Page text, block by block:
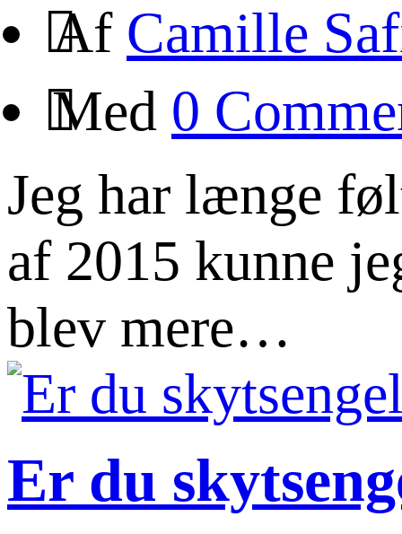
Af Camille
Med 0
Jeg har længe
af 2015 kunne
blev mere…
Er du